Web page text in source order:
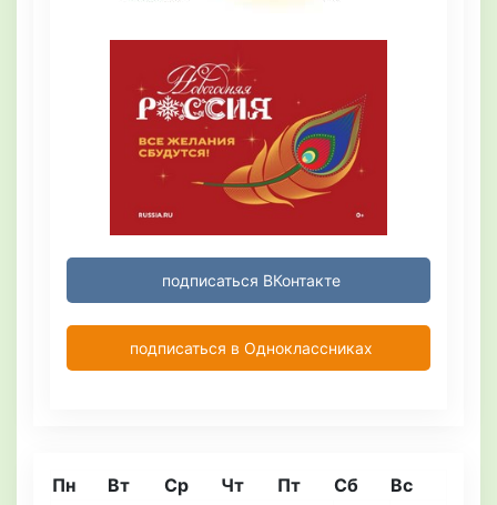
подписаться ВКонтакте
подписаться в Одноклассниках
Пн Вт Ср Чт Пт Сб Вс